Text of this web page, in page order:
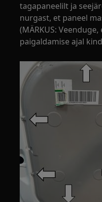
tagapaneelilt ja
nurgast, et paneel
(MÄRKUS:
paigaldamise ajal